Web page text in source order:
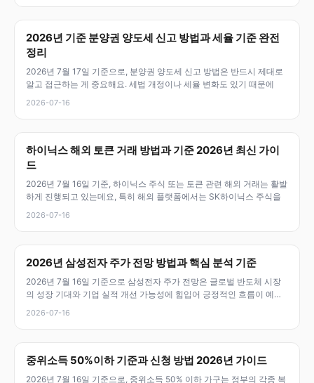
2026년 기준 분양권 양도세 신고 방법과 세율 기준 완전
정리
2026년 7월 17일 기준으로, 분양권 양도세 신고 방법은 반드시 제대로
알고 접근하는 게 중요해요. 세법 개정이나 세율 변화도 있기 때문에
2026-07-16
하이닉스 해외 토큰 거래 방법과 기준 2026년 최신 가이
드
2026년 7월 16일 기준, 하이닉스 주식 또는 토큰 관련 해외 거래는 활발
하게 진행되고 있는데요, 특히 해외 플랫폼에서는 SK하이닉스 주식을
2026-07-16
2026년 삼성전자 주가 전망 방법과 핵심 분석 기준
2026년 7월 16일 기준으로 삼성전자 주가 전망은 글로벌 반도체 시장
의 성장 기대와 기업 실적 개선 가능성에 힘입어 긍정적인 흐름이 예상
2026-07-16
중위소득 50%이하 기준과 신청 방법 2026년 가이드
2026년 7월 16일 기준으로, 중위소득 50% 이하 가구는 정부의 각종 복